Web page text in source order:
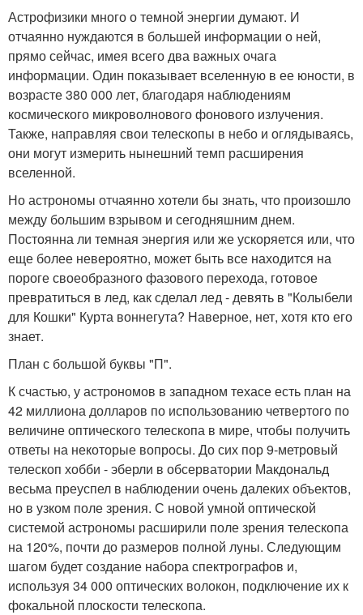
Астрофизики много о темной энергии думают. И
отчаянно нуждаются в большей информации о ней,
прямо сейчас, имея всего два важных очага
информации. Один показывает вселенную в ее юности, в
возрасте 380 000 лет, благодаря наблюдениям
космического микроволнового фонового излучения.
Также, направляя свои телескопы в небо и оглядываясь,
они могут измерить нынешний темп расширения
вселенной.
Но астрономы отчаянно хотели бы знать, что произошло
между большим взрывом и сегодняшним днем.
Постоянна ли темная энергия или же ускоряется или, что
еще более невероятно, может быть все находится на
пороге своеобразного фазового перехода, готовое
превратиться в лед, как сделал лед - девять в "Колыбели
для Кошки" Курта воннегута? Наверное, нет, хотя кто его
знает.
План с большой буквы "П".
К счастью, у астрономов в западном техасе есть план на
42 миллиона долларов по использованию четвертого по
величине оптического телескопа в мире, чтобы получить
ответы на некоторые вопросы. До сих пор 9-метровый
телескоп хобби - эберли в обсерватории Макдональд
весьма преуспел в наблюдении очень далеких объектов,
но в узком поле зрения. С новой умной оптической
системой астрономы расширили поле зрения телескопа
на 120%, почти до размеров полной луны. Следующим
шагом будет создание набора спектрографов и,
используя 34 000 оптических волокон, подключение их к
фокальной плоскости телескопа.